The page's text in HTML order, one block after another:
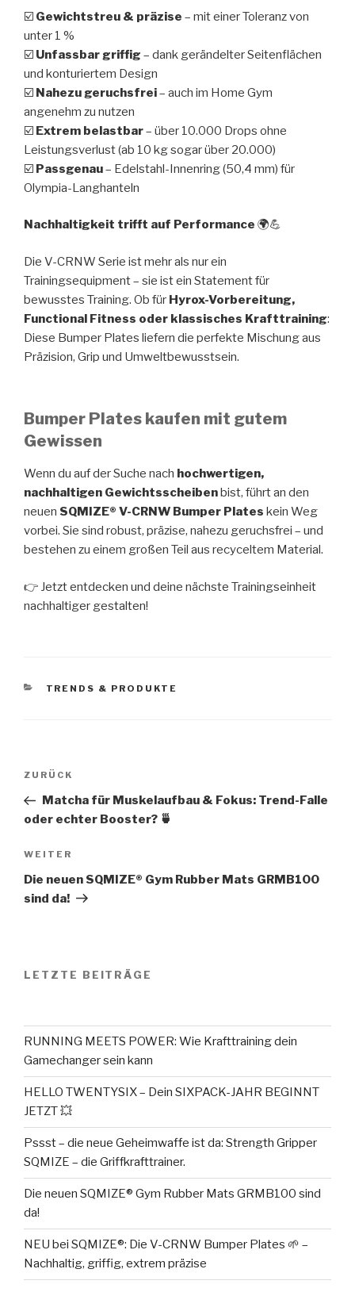
☑️ Gewichtstreu & präzise – mit einer Toleranz von
unter 1 %
☑️ Unfassbar griffig – dank gerändelter Seitenflächen
und konturiertem Design
☑️ Nahezu geruchsfrei– auch im Home Gym
angenehm zu nutzen
☑️ Extrem belastbar– über 10.000 Drops ohne
Leistungsverlust (ab 10 kg sogar über 20.000)
☑️ Passgenau– Edelstahl-Innenring (50,4 mm) für
Olympia-Langhanteln
Nachhaltigkeit trifft auf Performance 🌍💪
Die V-CRNW Serie ist mehr als nur ein
Trainingsequipment – sie ist ein Statement für
bewusstes Training. Ob für Hyrox-Vorbereitung,
Functional Fitness oder klassisches Krafttraining:
Diese Bumper Plates liefern die perfekte Mischung aus
Präzision, Grip und Umweltbewusstsein.
Bumper Plates kaufen mit gutem
Gewissen
Wenn du auf der Suche nach hochwertigen,
nachhaltigen Gewichtsscheiben bist, führt an den
neuen SQMIZE® V-CRNW Bumper Plates kein Weg
vorbei. Sie sind robust, präzise, nahezu geruchsfrei – und
bestehen zu einem großen Teil aus recyceltem Material.
👉 Jetzt entdecken und deine nächste Trainingseinheit
nachhaltiger gestalten!
KATEGORIEN
TRENDS & PRODUKTE
Beitragsnavigation
Vorheriger
Beitrag
ZURÜCK
Matcha für Muskelaufbau & Fokus: Trend-Falle
oder echter Booster? 🍵
Nächster
Beitrag
WEITER
Die neuen SQMIZE® Gym Rubber Mats GRMB100
sind da!
LETZTE BEITRÄGE
RUNNING MEETS POWER: Wie Krafttraining dein
Gamechanger sein kann
HELLO TWENTYSIX – Dein SIXPACK-JAHR BEGINNT
JETZT 💥
Pssst – die neue Geheimwaffe ist da: Strength Gripper
SQMIZE – die Griffkrafttrainer.
Die neuen SQMIZE® Gym Rubber Mats GRMB100 sind
da!
NEU bei SQMIZE®: Die V-CRNW Bumper Plates 🌱 –
Nachhaltig, griffig, extrem präzise